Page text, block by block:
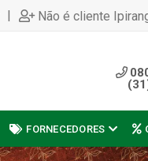
| Não é cliente
FORNECEDORES